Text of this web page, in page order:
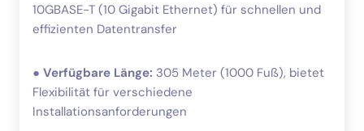
10GBASE-T (10 Gigabit Ethernet) für schnellen und
effizienten Datentransfer
● Verfügbare Länge: 305 Meter (1000 Fuß), bietet
Flexibilität für verschiedene
Installationsanforderungen